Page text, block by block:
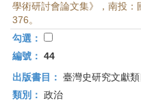
學術研討會論文集》，南投
376。
勾選：
編號： 44
出版書目： 臺灣史研究文獻
類別： 政治